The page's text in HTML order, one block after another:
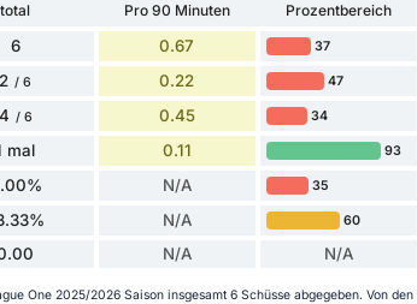
total Pro 90 Minuten
Prozentbereich
6 0.67 37
2 / 6 0.22 47
4 / 6 0.45 34
mal 0.11 93
N/A 35
N/A 60
N/A N/A
One 2025/2026 Saison insgesamt 6 Schüsse abgegeben. Von den